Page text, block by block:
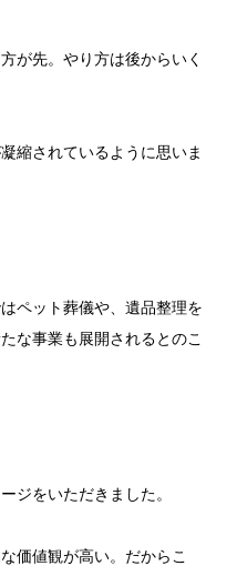
が先。やり方は後からいく
縮されているように思いま
ペット葬儀や、遺品整理を
な事業も展開されるとのこ
ジをいただきました。
価値観が高い。だからこ